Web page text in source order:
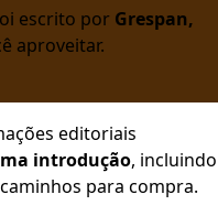
escrito por Grespan,
aproveitar.
editoriais
introdução, incluindo
para compra.